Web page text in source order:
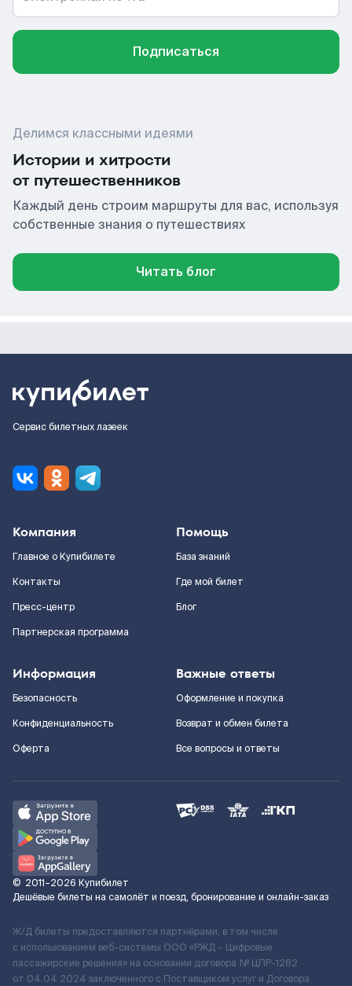
Подписаться
Делимся классными идеями
Истории и хитрости
от путешественников
Каждый день строим маршруты для вас, используя
собственные знания о путешествиях
Читать блог
Сервис билетных лазеек
Компания
Главное о Купибилете
Контакты
Пресс-центр
Партнерская программа
Помощь
База знаний
Где мой билет
Блог
Информация
Безопасность
Конфиденциальность
Оферта
Важные ответы
Оформление и покупка
Возврат и обмен билета
Все вопросы и ответы
© 2011–2026 Купибилет
Дешёвые билеты на самолёт и поезд, бронирование и онлайн-заказ
Ж/Д билеты предоставляются партнёрами, в том числе
с использованием веб-системы ООО «РЖД – Цифровые
пассажирские решения» на основании договора № ЦПР-1282
от 04.04.2024 заключенного с Поставщиком услуг и Договора